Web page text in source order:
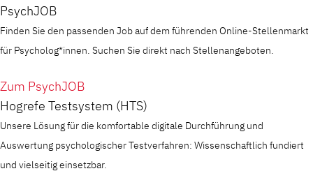
PsychJOB
Finden Sie den passenden Job auf dem führenden Online-Stellenmarkt
für Psycholog*innen. Suchen Sie direkt nach Stellenangeboten.
Zum PsychJOB
Hogrefe Testsystem (HTS)
Unsere Lösung für die komfortable digitale Durchführung und
Auswertung psychologischer Testverfahren: Wissenschaftlich fundiert
und vielseitig einsetzbar.